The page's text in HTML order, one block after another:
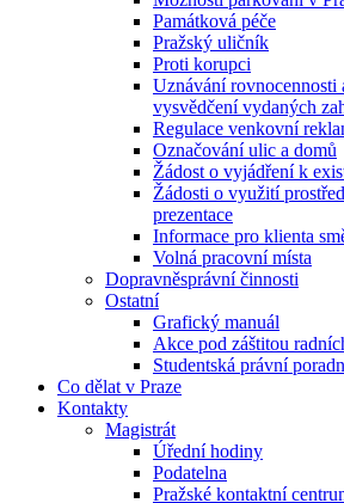
Památková péče
Pražský uličník
Proti korupci
Uznávání rovnocennosti
vysvědčení vydaných
Regulace venkovní
Označování ulic a domů
Žádost o vyjádření k
Žádosti o využití
prezentace
Informace pro klienta
Volná pracovní místa
Dopravněsprávní činnosti
Ostatní
Grafický manuál
Akce pod záštitou
Studentská právní
Co dělat v Praze
Kontakty
Magistrát
Úřední hodiny
Podatelna
Pražské kontaktní